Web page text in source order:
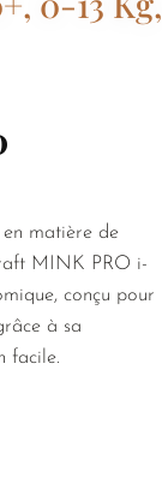
matière de
MINK PRO i-
conçu pour
à sa
facile.